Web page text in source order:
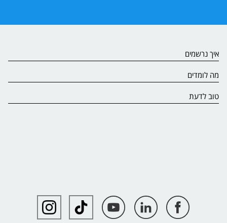
איך נרשמים
מה לומדים
טוב לדעת